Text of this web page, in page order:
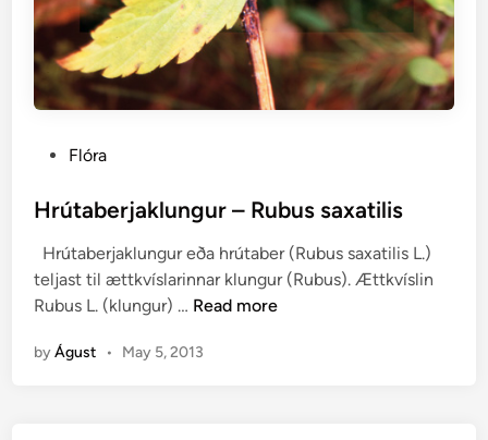
s
d
i
Flóra
Hrútaberjaklungur – Rubus saxatilis
Hrútaberjaklungur eða hrútaber (Rubus saxatilis L.)
teljast til ættkvíslarinnar klungur (Rubus). Ættkvíslin
Rubus L. (klungur) … H
ú
Read more
byÁgust • May 5, 2013